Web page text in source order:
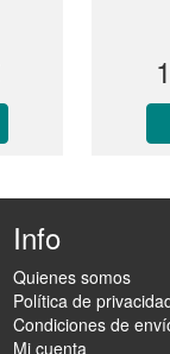
Info
Quienes somos
Política de
Condiciones de
Mi cuenta